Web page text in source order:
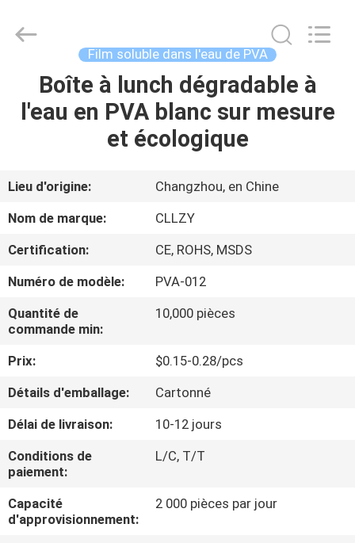
LA
PRODUITS
À
DE
NOUS
VISITE
DE
L'USINE
CONTRÔLE
DE
LA
Greencradleland
Macromolecule
Reserved.
Film soluble dans l'eau de PVA
Boîte à lunch dégradable à
l'eau en PVA blanc sur mesure
et écologique
Lieu d'origine:
Changzhou, en Chine
Nom de marque:
CLLZY
Certification:
CE, ROHS, MSDS
Numéro de modèle:
PVA-012
Quantité de
commande min:
10,000 pièces
Prix:
$0.15-0.28/pcs
Détails d'emballage:
Cartonné
Délai de livraison:
10-12 jours
Conditions de
paiement:
L/C, T/T
Capacité
d'approvisionnement:
2 000 pièces par jour